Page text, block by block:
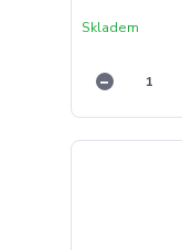
Skladem